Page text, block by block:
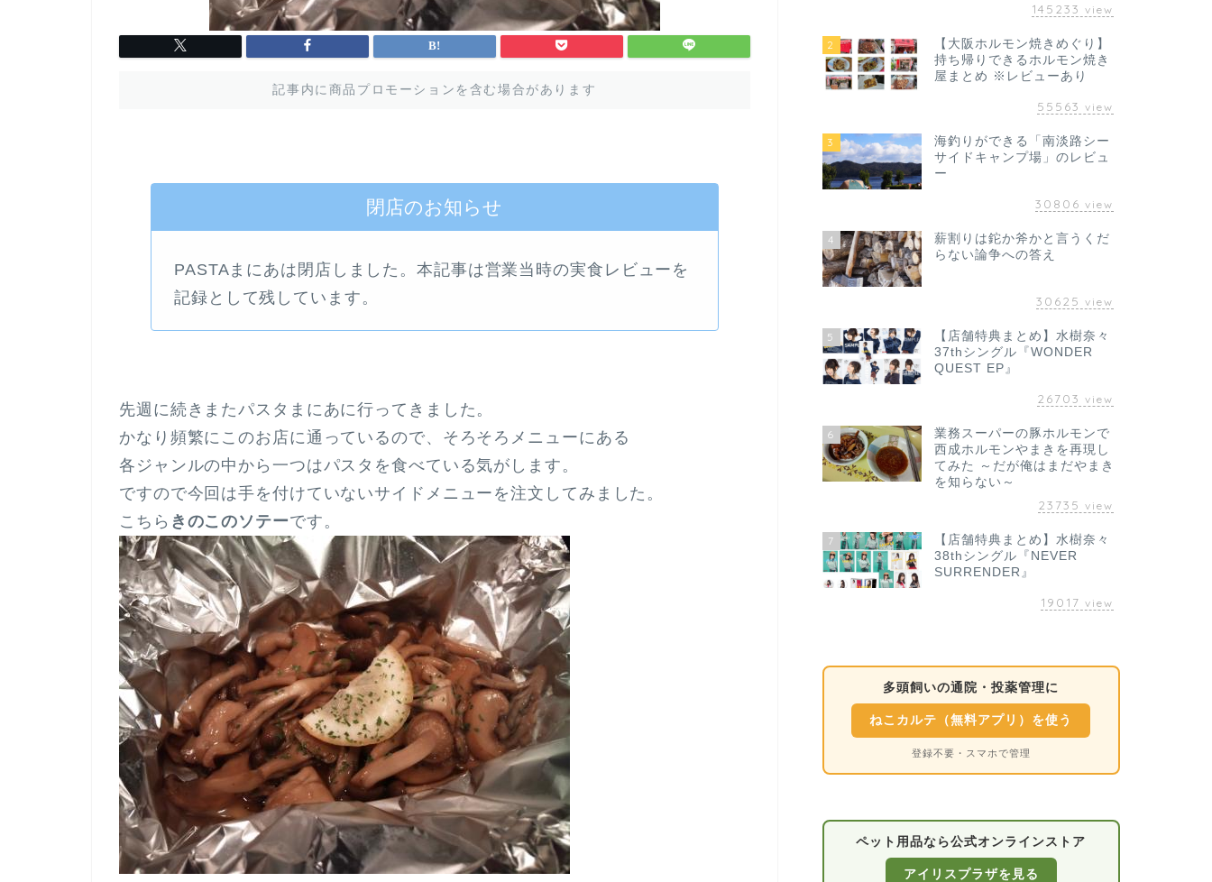
記事内に商品プロモーションを含む場合があります
閉店のお知らせ
PASTAまにあは閉店しました。本記事は営業当時の実食レビューを
記録として残しています。
先週に続きまたパスタまにあに行ってきました。
かなり頻繁にこのお店に通っているので、そろそろメニューにある
各ジャンルの中から一つはパスタを食べている気がします。
ですので今回は手を付けていないサイドメニューを注文してみました。
こちら きのこのソテーです。
145233 view
2
【大阪ホルモン焼きめぐり】
持ち帰りできるホルモン焼き
屋まとめ ※レビューあり
55563 view
3
海釣りができる「南淡路シー
サイドキャンプ場」のレビュ
ー
30806 view
4
薪割りは鉈か斧かと言うくだ
らない論争への答え
30625 view
5
【店舗特典まとめ】水樹奈々
37thシングル『WONDER
QUEST EP』
26703 view
6
業務スーパーの豚ホルモンで
西成ホルモンやまきを再現し
てみた ～だが俺はまだやまき
を知らない～
23735 view
7
【店舗特典まとめ】水樹奈々
38thシングル『NEVER
SURRENDER』
19017 view
多頭飼いの通院・投薬管理に
ねこカルテ（無料アプリ）を使う
登録不要・スマホで管理
ペット用品なら公式オンラインストア
アイリスプラザを見る